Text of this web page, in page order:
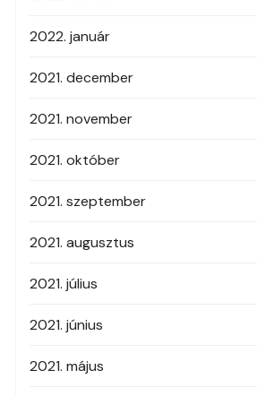
2022. január
2021. december
2021. november
2021. október
2021. szeptember
2021. augusztus
2021. július
2021. június
2021. május